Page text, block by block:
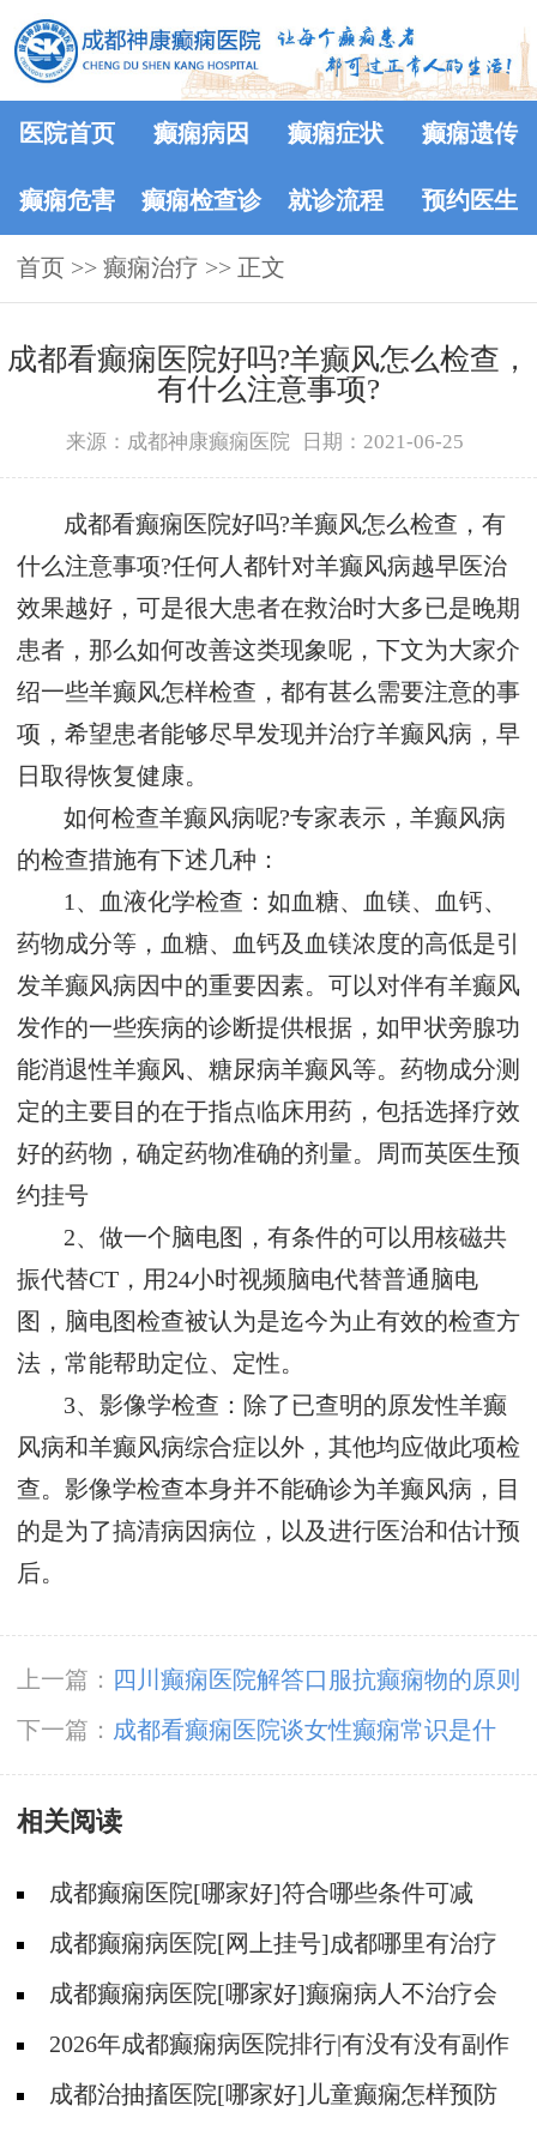
医院首页 癫痫病因 癫痫症状 癫痫遗传
癫痫危害 癫痫检查诊
断
就诊流程 预约医生
首页 >> 癫痫治疗 >> 正文
成都看癫痫医院好吗?羊癫风怎么检查，
有什么注意事项?
来源：成都神康癫痫医院 日期：2021-06-25
成都看癫痫医院好吗?羊癫风怎么检查，有
什么注意事项?任何人都针对羊癫风病越早医治
效果越好，可是很大患者在救治时大多已是晚期
患者，那么如何改善这类现象呢，下文为大家介
绍一些羊癫风怎样检查，都有甚么需要注意的事
项，希望患者能够尽早发现并治疗羊癫风病，早
日取得恢复健康。
如何检查羊癫风病呢?专家表示，羊癫风病
的检查措施有下述几种：
1、血液化学检查：如血糖、血镁、血钙、
药物成分等，血糖、血钙及血镁浓度的高低是引
发羊癫风病因中的重要因素。可以对伴有羊癫风
发作的一些疾病的诊断提供根据，如甲状旁腺功
能消退性羊癫风、糖尿病羊癫风等。药物成分测
定的主要目的在于指点临床用药，包括选择疗效
好的药物，确定药物准确的剂量。 周而英医生预
约挂号
2、做一个脑电图，有条件的可以用核磁共
振代替CT，用24小时视频脑电代替普通脑电
图，脑电图检查被认为是迄今为止有效的检查方
法，常能帮助定位、定性。
3、影像学检查：除了已查明的原发性羊癫
风病和羊癫风病综合症以外，其他均应做此项检
查。影像学检查本身并不能确诊为羊癫风病，目
的是为了搞清病因病位，以及进行医治和估计预
后。
上一篇：
四川癫痫医院解答口服抗癫痫物的原则
是什幺?
下一篇： 成都看癫痫医院谈女性癫痫常识是什
幺?
相关阅读
成都癫痫医院[哪家好]符合哪些条件可减
药、停药?
成都癫痫病医院[网上挂号]成都哪里有治疗
癫痫的中医?
成都癫痫病医院[哪家好]癫痫病人不治疗会
怎样?2026年成都癫痫病医院排行|有没有没有副作
用的抗癫痫药物呢？
成都治抽搐医院[哪家好]儿童癫痫怎样预防